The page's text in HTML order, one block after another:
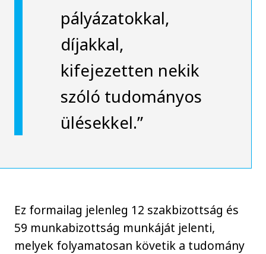
pályázatokkal,
díjakkal,
kifejezetten nekik
szóló tudományos
ülésekkel.”
Ez formailag jelenleg 12 szakbizottság és
59 munkabizottság munkáját jelenti,
melyek folyamatosan követik a tudomány